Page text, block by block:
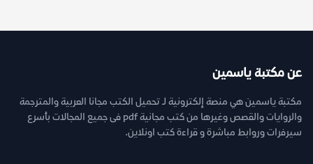
عن مكتبة ياسمين
مكتبة ياسمين هي منصة إلكترونية لـ تحميل الكتب مجانا العربية والمترجمة
والروايات والقصص وغيرها من كتب مجانية pdf فى جميع المجالات بأسرع
سيرفرات وروابط مباشرة و قراءة كتب اونلاين.